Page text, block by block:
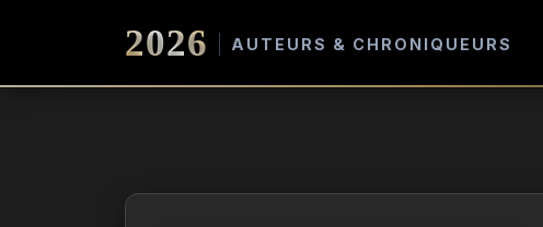
2026 AUTEURS & CHRONIQUEURS